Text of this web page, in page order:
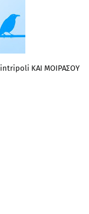
ΚΑΙ ΜΟΙΡΑΣΟΥ